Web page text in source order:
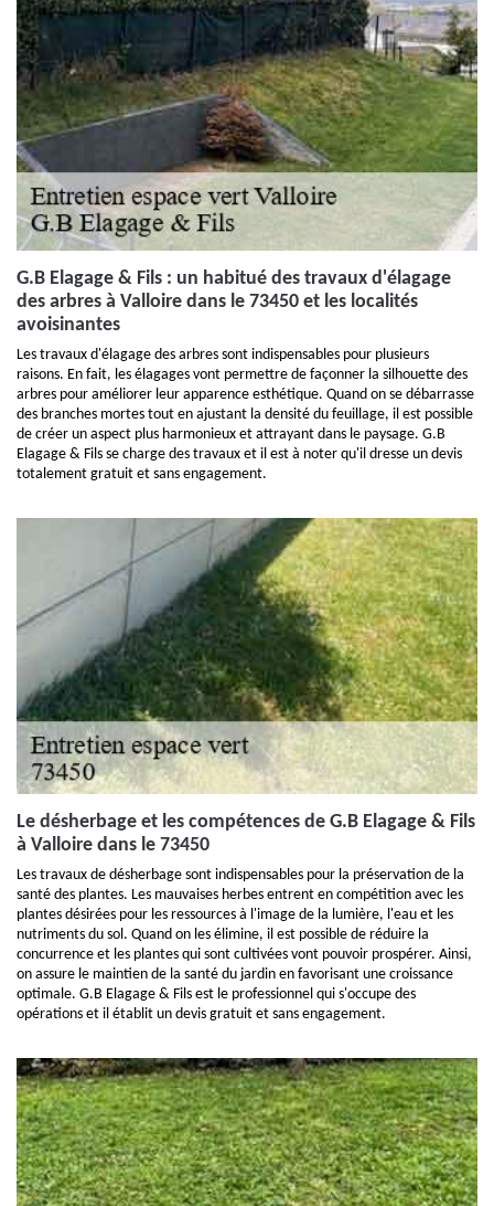
G.B Elagage & Fils : un habitué des travaux d'élagage
des arbres à Valloire dans le 73450 et les localités
avoisinantes
Les travaux d'élagage des arbres sont indispensables pour plusieurs
raisons. En fait, les élagages vont permettre de façonner la silhouette des
arbres pour améliorer leur apparence esthétique. Quand on se débarrasse
des branches mortes tout en ajustant la densité du feuillage, il est possible
de créer un aspect plus harmonieux et attrayant dans le paysage. G.B
Elagage & Fils se charge des travaux et il est à noter qu'il dresse un devis
totalement gratuit et sans engagement.
Le désherbage et les compétences de G.B Elagage & Fils
à Valloire dans le 73450
Les travaux de désherbage sont indispensables pour la préservation de la
santé des plantes. Les mauvaises herbes entrent en compétition avec les
plantes désirées pour les ressources à l'image de la lumière, l'eau et les
nutriments du sol. Quand on les élimine, il est possible de réduire la
concurrence et les plantes qui sont cultivées vont pouvoir prospérer. Ainsi,
on assure le maintien de la santé du jardin en favorisant une croissance
optimale. G.B Elagage & Fils est le professionnel qui s'occupe des
opérations et il établit un devis gratuit et sans engagement.